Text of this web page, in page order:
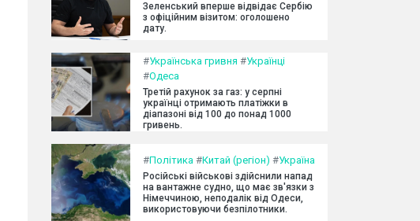
Зеленський вперше відвідає Сербію
з офіційним візитом: оголошено
дату.
#Українська гривня #Українці
#Одеса
Третій рахунок за газ: у серпні
українці отримають платіжки в
діапазоні від 100 до понад 1000
гривень.
#Політика #Китай (регіон) #Україна
Російські військові здійснили напад
на вантажне судно, що має зв'язки з
Німеччиною, неподалік від Одеси,
використовуючи безпілотники.